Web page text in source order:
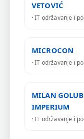
VETOVIĆ
· IT održavanje i
MICROCON
· IT održavanje i
MILAN
IMPERIUM
· IT održavanje i